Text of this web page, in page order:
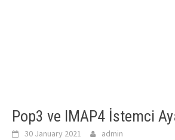
Pop3 ve IMAP4 İstemci
30 January 2021 admin